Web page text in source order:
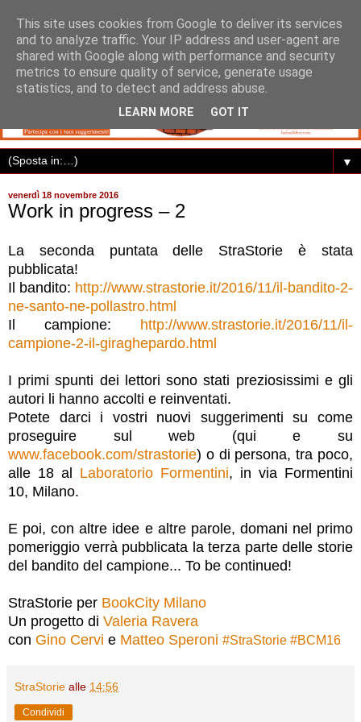
▼
venerdì 18 novembre 2016
Work in progress – 2
La seconda puntata delle StraStorie è stata
pubblicata!
Il bandito: http://www.strastorie.it/2016/11/il-bandito-2-
ne-santo-ne-pollastro.html
Il campione: http://www.strastorie.it/2016/11/il-
campione-2-il-giraghepardo.html
I primi spunti dei lettori sono stati preziosissimi e gli
autori li hanno accolti e reinventati.
Potete darci i vostri nuovi suggerimenti su come
proseguire sul web (qui e su
www.facebook.com/strastorie) o di persona, tra poco,
alle 18 al Laboratorio Formentini, in via Formentini
10, Milano.
E poi, con altre idee e altre parole, domani nel primo
pomeriggio verrà pubblicata la terza parte delle storie
del bandito del campione... To be continued!
StraStorie per BookCity Milano
Un progetto di Valeria Ravera
con Gino Cervi e Matteo Speroni #StraStorie #BCM16
StraStorie alle 14:56
Condividi
This site uses cookies from Google to deliver its services
and to analyze traffic. Your IP address and user-agent are
shared with Google along with performance and security
metrics to ensure quality of service, generate usage
statistics, and to detect and address abuse.
LEARN MORE GOT IT